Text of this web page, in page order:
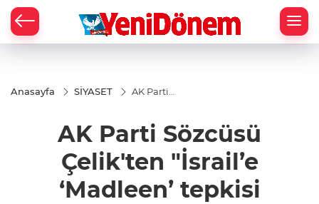
Anasayfa SİYASET
AK Parti
"İsrail’e
‘Madleen’
AK Parti Sözcüsü
Çelik'ten "İsrail’e
‘Madleen’ tepkisi